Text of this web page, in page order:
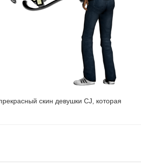
скин девушки CJ, которая